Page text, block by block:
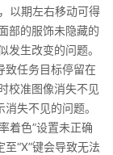
以期左右移动可得
部的服饰未隐藏的
生改变的问题。
致任务目标停留在
校准图像消失不见
失不见的问题。
着色”设置未正确
“X”键会导致无法